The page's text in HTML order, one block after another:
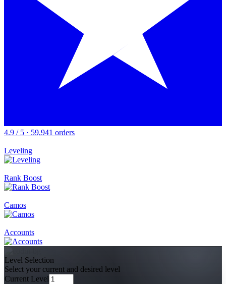
4.9 / 5 · 59,941 orders
Leveling
Rank Boost
Camos
Accounts
Level Selection
Select your current and desired level
Current Level